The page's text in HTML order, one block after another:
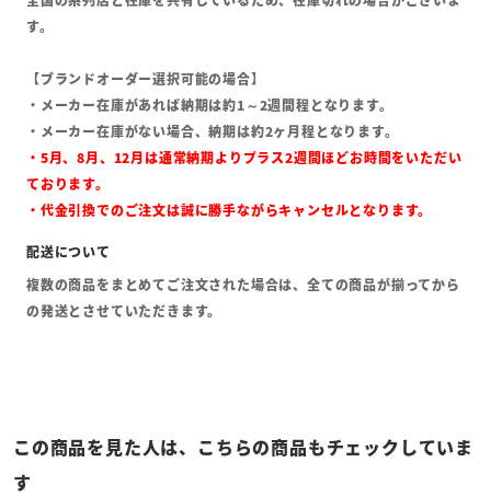
す。
【ブランドオーダー選択可能の場合】
・メーカー在庫があれば納期は約1～2週間程となります。
・メーカー在庫がない場合、納期は約2ヶ月程となります。
・5月、8月、12月は通常納期よりプラス2週間ほどお時間をいただい
ております。
・代金引換でのご注文は誠に勝手ながらキャンセルとなります。
複数の商品をまとめてご注文された場合は、全ての商品が揃ってから
の発送とさせていただきます。
この商品を見た人は、こちらの商品もチェックしていま
す